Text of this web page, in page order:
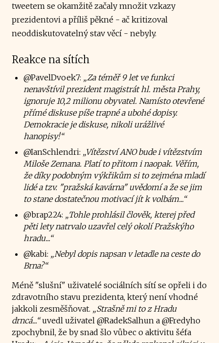
tweetem se okamžitě začaly množit vzkazy
prezidentovi a příliš pěkné - ač kritizoval
neoddiskutovatelný stav věcí - nebyly.
Reakce na sítích
@PavelDvoek7: „Za téměř 9 let ve funkci
nenavštívil prezident magistrát hl. města Prahy,
ignoruje 10,2 milionu obyvatel. Namísto otevřené
přímé diskuse píše trapné a ubohé dopisy.
Demokracie je diskuse, nikoli urážlivé
hanopisy!“
@IanSchlendri: „Vítězství ANO bude i vítězstvím
Miloše Zemana. Platí to přitom i naopak. Věřím,
že díky podobným výkřikům si to zejména mladí
lidé a tzv. "pražská kavárna" uvědomí a že se jim
to stane dostatečnou motivací jít k volbám...“
@brap224: „Tohle prohlásil člověk, kterej před
pěti lety natrvalo uzavřel celý okolí Pražskýho
hradu...“
@kabi: „Nebyl dopis napsan v letadle na ceste do
Brna?“
Méně "slušní" uživatelé sociálních sítí se opřeli i do
zdravotního stavu prezidenta, který není vhodné
jakkoli zesměšňovat. „Strašně mi to z Hradu
drncá...“uvedl uživatel @RadekSalhun a @Fredyho
zpochybnil, že by snad šlo vůbec o aktivitu šéfa